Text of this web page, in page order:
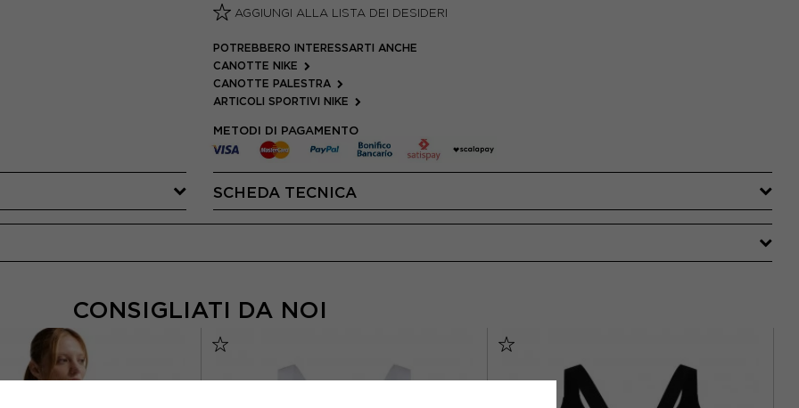
AGGIUNGI ALLA LISTA DEI DESIDERI
POTREBBERO INTERESSARTI ANCHE
CANOTTE NIKE
CANOTTE PALESTRA
ARTICOLI SPORTIVI NIKE
METODI DI PAGAMENTO
SCHEDA TECNICA
CONSIGLIATI DA NOI